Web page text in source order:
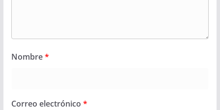
Nombre*
Correo electrónico *